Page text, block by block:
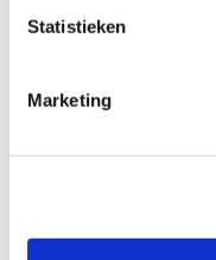
Statistieken
Marketing